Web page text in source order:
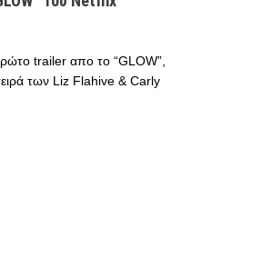
trailer απο το “GLOW”,
των Liz Flahive & Carly